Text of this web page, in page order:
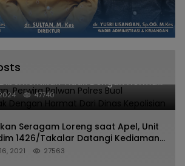
Aturan, Perwira Polwan Polres
Tidak Dengan Hormat
Kepolisian
47740
Seragam Loreng saat Apel, Unit
1426/Takalar Datangi Kediaman
PP
2021 27563